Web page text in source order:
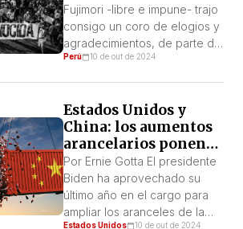
Fujimori -libre e impune- trajo
consigo un coro de elogios y
agradecimientos, de parte de
la patronal, sus partidos y
a la cabeza, por los servicios
prestados a sus intereses. Por
Víctor Montes Nada de esto
sorprende. Sin embargo, que
la izquierda se haya […]
Perú 10 de out de 2024
Estados Unidos y
China: los aumentos
arancelarios ponen
de relieve las
tensiones
interimperialistas
Por Ernie Gotta El presidente
Biden ha aprovechado su
último año en el cargo para
ampliar los aranceles de la
Estados Unidos 10 de out de 2024